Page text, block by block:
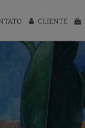
CLIENTE